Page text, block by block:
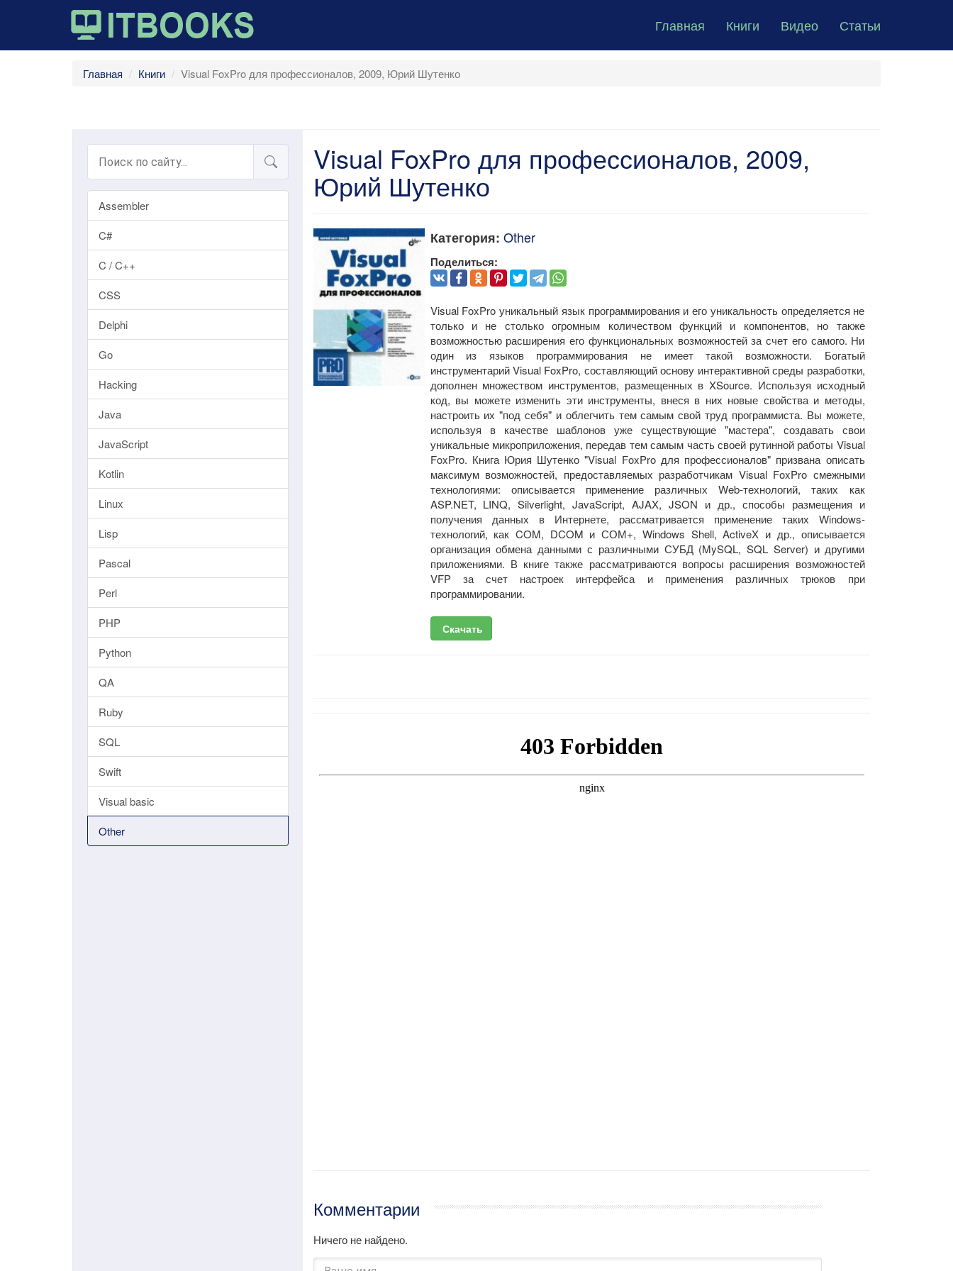
Главная Книги Видео Статьи
Главная Книги Visual FoxPro для профессионалов, 2009, Юрий Шутенко
Assembler
C#
C / C++
CSS
Delphi
Go
Hacking
Java
JavaScript
Kotlin
Linux
Lisp
Pascal
Perl
PHP
Python
QA
Ruby
SQL
Swift
Visual basic
Other
Visual FoxPro для профессионалов, 2009,
Юрий Шутенко
Категория: Other
Поделиться:
Visual FoxPro уникальный язык программирования и его уникальность определяется не
только и не столько огромным количеством функций и компонентов, но также
возможностью расширения его функциональных возможностей за счет его самого. Ни
один из языков программирования не имеет такой возможности. Богатый
инструментарий Visual FoxPro, составляющий основу интерактивной среды разработки,
дополнен множеством инструментов, размещенных в XSource. Используя исходный
код, вы можете изменить эти инструменты, внеся в них новые свойства и методы,
настроить их "под себя" и облегчить тем самым свой труд программиста. Вы можете,
используя в качестве шаблонов уже существующие "мастера", создавать свои
уникальные микроприложения, передав тем самым часть своей рутинной работы Visual
FoxPro. Книга Юрия Шутенко "Visual FoxPro для профессионалов" призвана описать
максимум возможностей, предоставляемых разработчикам Visual FoxPro смежными
технологиями: описывается применение различных Web-технологий, таких как
ASP.NET, LINQ, Silverlight, JavaScript, AJAX, JSON и др., способы размещения и
получения данных в Интернете, рассматривается применение таких Windows-
технологий, как COM, DCOM и СОМ+, Windows Shell, ActiveX и др., описывается
организация обмена данными с различными СУБД (MySQL, SQL Server) и другими
приложениями. В книге также рассматриваются вопросы расширения возможностей
VFP за счет настроек интерфейса и применения различных трюков при
программировании.
Скачать
Комментарии
Ничего не найдено.